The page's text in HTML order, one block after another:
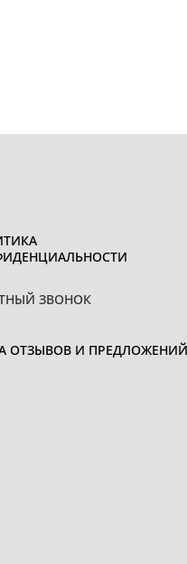
ЗВОНОК
ОТЗЫВОВ И ПРЕДЛОЖЕНИЙ